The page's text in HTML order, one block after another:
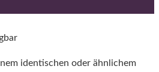
identischen oder ähnlichem